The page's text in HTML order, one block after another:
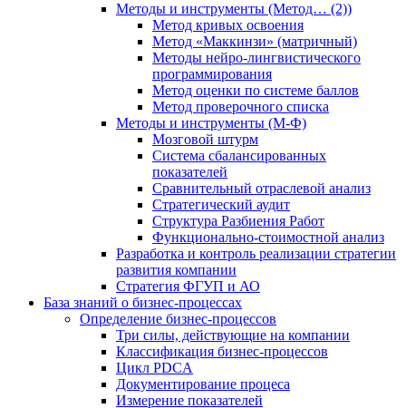
Методы и инструменты (Метод… (2))
Метод кривых освоения
Метод «Маккинзи» (матричный)
Методы нейро-лингвистического
программирования
Метод оценки по системе баллов
Метод проверочного списка
Методы и инструменты (М-Ф)
Мозговой штурм
Система сбалансированных
показателей
Сравнительный отраслевой анализ
Стратегический аудит
Структура Разбиения Работ
Функционально-стоимостной анализ
Разработка и контроль реализации стратегии
развития компании
Стратегия ФГУП и АО
База знаний о бизнес-процессах
Определение бизнес-процессов
Три силы, действующие на компании
Классификация бизнес-процессов
Цикл PDCA
Документирование процеса
Измерение показателей